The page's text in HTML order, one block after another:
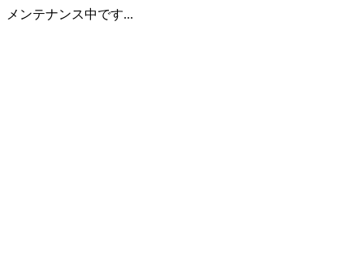
メンテナンス中です...